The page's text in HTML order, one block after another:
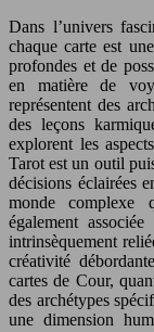
Dans l’univers
chaque carte est
profondes et de
en matière de
représentent des
des leçons
explorent les
Tarot est un outil
décisions éclairées
monde complexe
également
intrinsèquement
créativité
cartes de Cour,
des archétypes
une dimension